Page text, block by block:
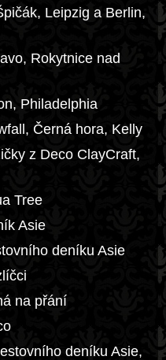
Leipzig a Berlin,
Rokytnice nad
Philadelphia
Černá hora, Kelly
z Deco ClayCraft,
Tree
Asie
deníku Asie
na přání
deníku Asie,